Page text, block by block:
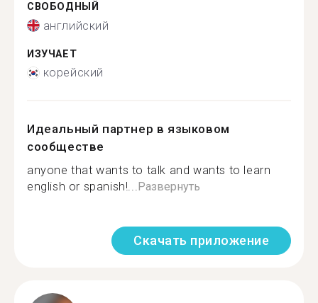
СВОБОДНЫЙ
английский
ИЗУЧАЕТ
корейский
Идеальный партнер в языковом
сообществе
anyone that wants to talk and wants to learn
english or spanish!...Развернуть
Скачать приложение